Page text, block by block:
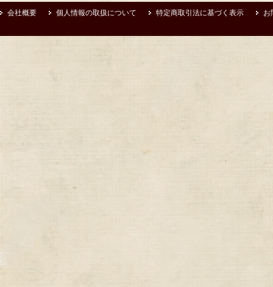
会社概要 個人情報の取扱について 特定商取引法に基づく表示 お